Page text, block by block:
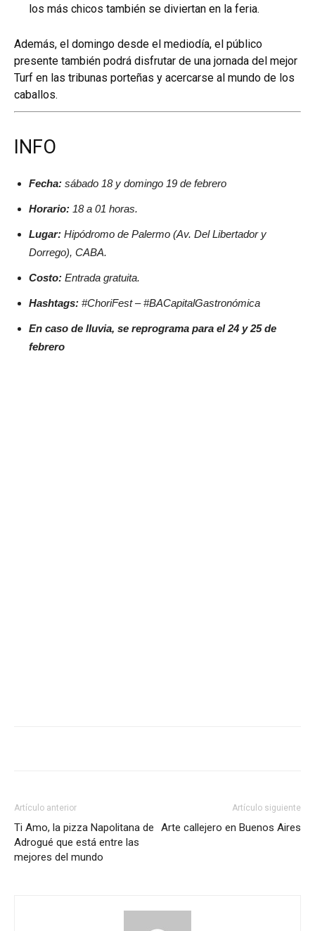
los más chicos también se diviertan en la feria.
Además, el domingo desde el mediodía, el público
presente también podrá disfrutar de una jornada del mejor
Turf en las tribunas porteñas y acercarse al mundo de los
caballos.
INFO
Fecha: sábado 18 y domingo 19 de febrero
Horario: 18 a 01 horas.
Lugar: Hipódromo de Palermo (Av. Del Libertador y
Dorrego), CABA.
Costo: Entrada gratuita.
Hashtags: #ChoriFest – #BACapitalGastronómica
En caso de lluvia, se reprograma para el 24 y 25 de
febrero
Artículo anterior
Ti Amo, la pizza Napolitana de
Adrogué que está entre las
mejores del mundo
Artículo siguiente
Arte callejero en Buenos Aires